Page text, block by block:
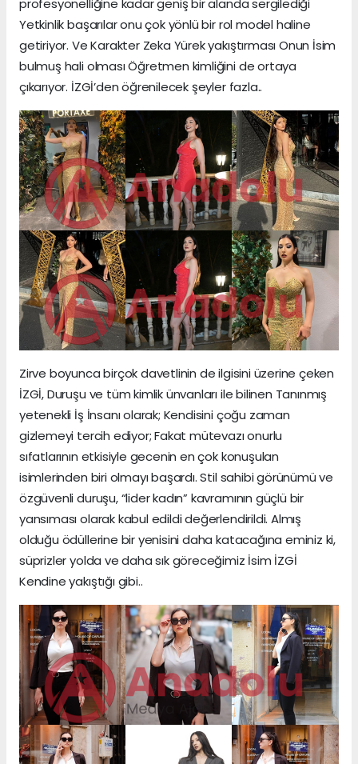
profesyonelliğine kadar geniş bir alanda sergilediği
Yetkinlik başarılar onu çok yönlü bir rol model haline
getiriyor. Ve Karakter Zeka Yürek yakıştırması Onun İsim
bulmuş hali olması Öğretmen kimliğini de ortaya
çıkarıyor. İZGİ’den öğrenilecek şeyler fazla..
Zirve boyunca birçok davetlinin de ilgisini üzerine çeken
İZGİ, Duruşu ve tüm kimlik ünvanları ile bilinen Tanınmış
yetenekli İş İnsanı olarak; Kendisini çoğu zaman
gizlemeyi tercih ediyor; Fakat mütevazı onurlu
sıfatlarının etkisiyle gecenin en çok konuşulan
isimlerinden biri olmayı başardı. Stil sahibi görünümü ve
özgüvenli duruşu, “lider kadın” kavramının güçlü bir
yansıması olarak kabul edildi değerlendirildi. Almış
olduğu ödüllerine bir yenisini daha katacağına eminiz ki,
süprizler yolda ve daha sık göreceğimiz İsim İZGİ
Kendine yakıştığı gibi..